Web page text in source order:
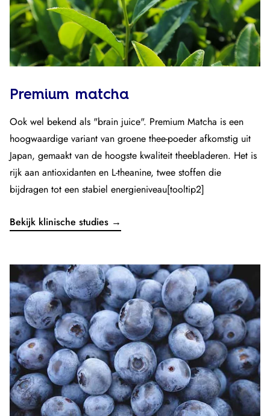
Premium matcha
Ook wel bekend als "brain juice". Premium Matcha is een
hoogwaardige variant van groene thee-poeder afkomstig uit
Japan, gemaakt van de hoogste kwaliteit theebladeren. Het is
rijk aan antioxidanten en L-theanine, twee stoffen die
bijdragen tot een stabiel energieniveau[tooltip2]
Bekijk klinische studies →